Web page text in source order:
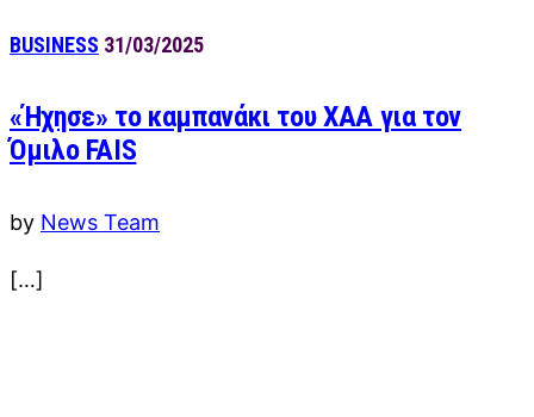
BUSINESS 31/03/2025
«Ήχησε» το καμπανάκι του ΧΑΑ για τον
Όμιλο FAIS
by News Team
[…]